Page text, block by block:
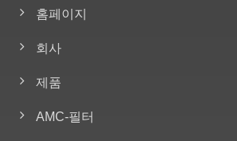
홈페이지
회사
제품
AMC-필터